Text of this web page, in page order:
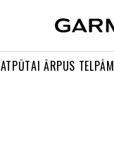
ATPŪTAI ĀRPUS TELPĀM